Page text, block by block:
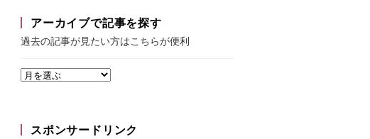
アーカイブで記事を探す
過去の記事が見たい方はこちらが便利
スポンサードリンク